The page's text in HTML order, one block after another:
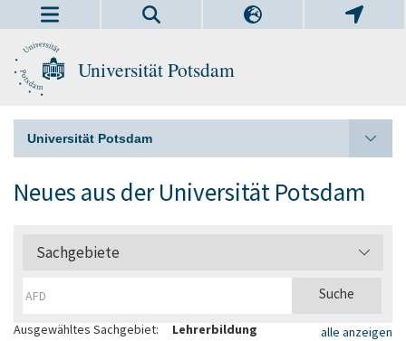
Universität Potsdam
Universität Potsdam
Neues aus der Universität Potsdam
Sachgebiete
Ausgewähltes Sachgebiet: Lehrerbildung alle anzeigen